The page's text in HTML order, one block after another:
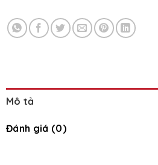
Mô tả
Đánh giá (0)